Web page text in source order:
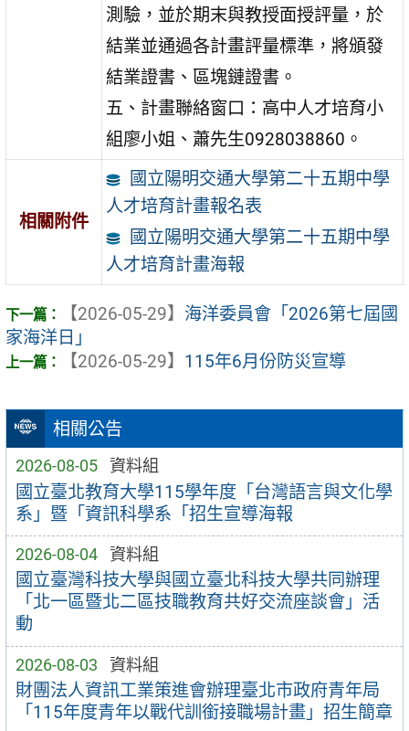
相關公告
2026-08-05 資料組
國立臺北教育大學115學年度「台灣語言與文化學
系」暨「資訊科學系「招生宣導海報
2026-08-04 資料組
國立臺灣科技大學與國立臺北科技大學共同辦理
「北一區暨北二區技職教育共好交流座談會」活
動
2026-08-03 資料組
財團法人資訊工業策進會辦理臺北市政府青年局
「115年度青年以戰代訓銜接職場計畫」招生簡章
測驗，並於期末與教授面授評量，於
結業並通過各計畫評量標準，將頒發
結業證書、區塊鏈證書。
五、計畫聯絡窗口：高中人才培育小
組廖小姐、蕭先生0928038860。
相關附件
國立陽明交通大學第二十五期中學
人才培育計畫報名表
國立陽明交通大學第二十五期中學
人才培育計畫海報
【2026-05-29】 海洋委員會「2026第七屆國
家海洋日」
【2026-05-29】 115年6月份防災宣導